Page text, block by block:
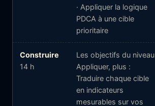
· Appliquer la logique
PDCA à une cible
prioritaire
Construire
14 h
Les objectifs du niveau
Appliquer, plus :
Traduire chaque cible
en indicateurs
mesurables sur vos